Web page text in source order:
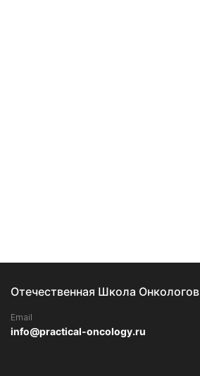
Отечественная Школа Онкологов
Email
info@practical-oncology.ru